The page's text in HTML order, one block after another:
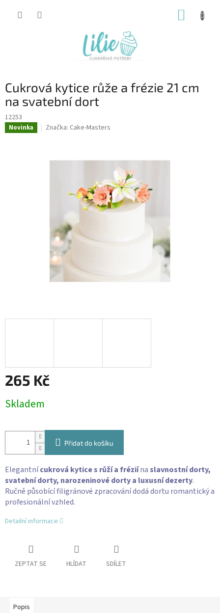
Cukrová kytice růže a frézie 21 cm
na svatební dort
12253
Novinka Značka: Cake-Masters
265 Kč
cena:
Skladem
Přidat do košíku
Elegantnícukrová kytice s růží a fréziínaslavnostní dorty,
svatební dorty, narozeninové dorty a luxusní dezerty.
Ručně působící filigránové zpracování dodá dortu romantický a
profesionální vzhled.
Detailní informace
ZEPTAT SE HLÍDAT SDÍLET
Popis